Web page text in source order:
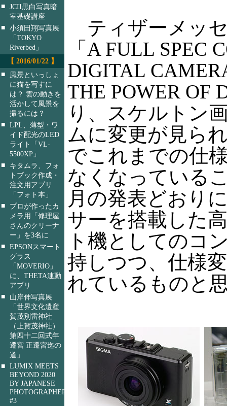
■ JCII黒白写真暗
室基礎講座
■ 小須田翔写真展
「TOKYO
Riverbed」
【 2016/01/22 】
■
風景といっしょ
に猫を写すに
は？ 雲の動きを
活かして風景を
撮るには？
■ LPL、薄型・ワ
イド配光のLED
ライト「VL-
5500XP」
■
キタムラ、フォ
トブック作成・
注文用アプリ
「フォト本」
■
プロが作ったカ
メラ用「修理屋
さんのクリーナ
ー」を3名に
■ EPSONスマート
グラス
「MOVERIO」
に、THETA連動
アプリ
■
山岸伸写真展
「世界文化遺産
賀茂別雷神社
（上賀茂神社）
第四十二回式年
遷宮 正遷宮迄の
道」
■ LUMIX MEETS
BEYOND 2020
BY JAPANESE
PHOTOGRAPHERS
#3
ティザーメッ
「A FULL SPEC
DIGITAL
THE POWER OF
り、スケルトン
ムに変更が見ら
でこれまでの仕
なくなっている
月の発表どおり
サーを搭載した
ト機としてのコ
持しつつ、仕様
れているものと